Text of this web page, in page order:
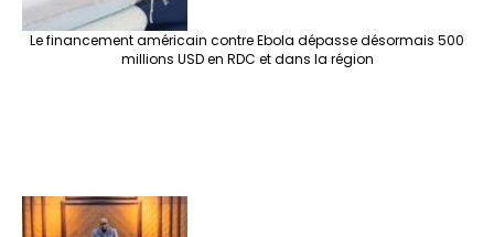
Le financement américain contre Ebola dépasse désormais 500
millions USD en RDC et dans la région